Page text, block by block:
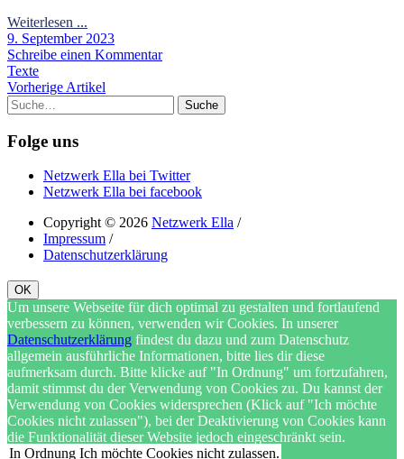
Weiterlesen ...
9. September 2023
Schreibe einen Kommentar
Texte
Vorherige Artikel
Suche
Folge uns
Netzwerk Ella bei Twitter
Netzwerk Ella bei facebook
Copyright © 2026 Netzwerk Ella /
Impressum /
Datenschutzerklärung
OK
Um unsere Webseite für dich optimal zu gestalten und fortlaufend
verbessern zu können, verwenden wir Cookies. In unserer
Datenschutzerklärung findest du dazu und zum Datenschutz
allgemein ausführliche Informationen, bitte lies dir diese
aufmerksam durch. Bitte klicke auf "In Ordnung" um fortzufahren,
damit stimmst du der Verwendung von Cookies zu. Du kannst der
Verwendung von Cookies widersprechen (Klick auf "Ich möchte
Cookies nicht zulassen"), bei der Deaktivierung von Cookies kann
die Funktionalität dieser Website jedoch eingeschränkt sein.
In Ordnung Ich möchte Cookies nicht zulassen.